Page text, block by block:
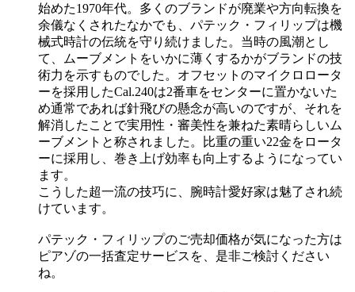
始めた1970年代。多くのブランドが廃業や方向転換を
余儀なくされたなかでも、パテック・フィリップは機
械式時計の伝統を守り続けました。当時の風潮とし
て、ムーブメントをいかに薄くするかがブランドの技
術力を示すものでした。オフセットのマイクロロータ
ーを採用したCal.240は2番車をセンターに置かないた
め通常であれば針飛びの懸念が高いのですが、それを
解消したことで実用性・審美性を兼ねた素晴らしいム
ーブメントと称されました。比重の重い22金をロータ
ーに採用し、巻き上げ効率も向上するようになってい
ます。
こうした超一流の技巧に、腕時計愛好家は魅了され続
けています。
パテック・フィリップのご売却価格が気になった方は
ピアゾの一括査定サービスを、是非ご検討ください
ね。